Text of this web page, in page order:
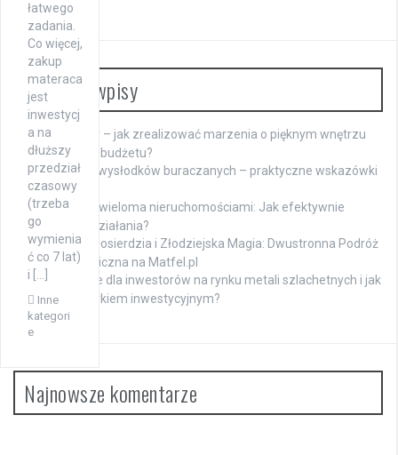
łatwego
zadania.
Co więcej,
zakup
materaca
jest
inwestycj
a na
dłuższy
przedział
czasowy
(trzeba
go
wymienia
ć co 7 lat)
i […]
Inne
kategori
e
Ostatnie wpisy
Meble na raty – jak zrealizować marzenia o pięknym wnętrzu
bez obciążania budżetu?
Namaczanie wysłodków buraczanych – praktyczne wskazówki
dla hodowców
Zarządzanie wieloma nieruchomościami: Jak efektywnie
koordynować działania?
Mistyczka Miłosierdzia i Złodziejska Magia: Dwustronna Podróż
Duchowa i Magiczna na Matfel.pl
Jakie są opcje dla inwestorów na rynku metali szlachetnych i jak
zarządzać ryzykiem inwestycyjnym?
Najnowsze komentarze